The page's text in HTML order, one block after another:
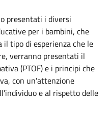
presentati i diversi
per i bambini, che
tipo di esperienza che le
verranno presentati il
(PTOF) e i principi che
con un'attenzione
e al rispetto delle